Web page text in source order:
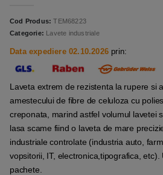
Cod Produs:TEM68223
Categorie: Lavete industriale
Data expediere 02.10.2026 prin:
Laveta extrem de rezistenta la rupere si
amestecului de fibre de celuloza cu
creponata, marind astfel volumul lavetei
lasa scame fiind o laveta de mare
industriale controlate (industria auto,
vopsitorii, IT, electronica,tipografica,
pachete.